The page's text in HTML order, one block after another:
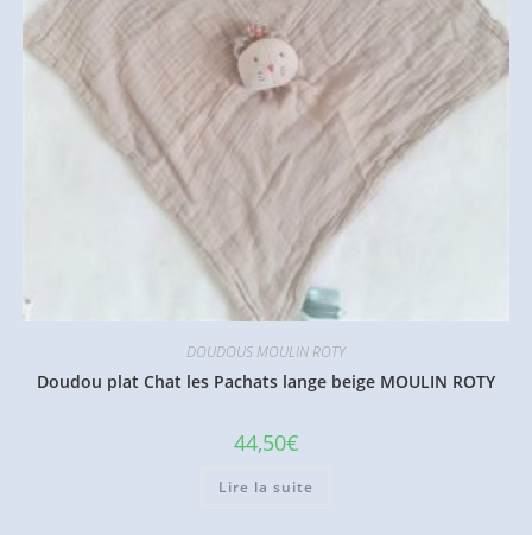
DOUDOUS MOULIN ROTY
Doudou plat Chat les Pachats lange beige MOULIN ROTY
44,50€
Lire la suite